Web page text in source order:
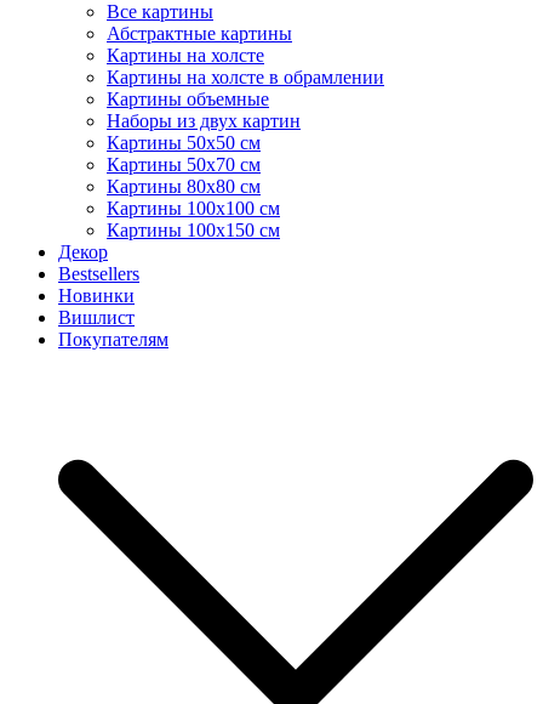
Все картины
Абстрактные картины
Картины на холсте
Картины на холсте в обрамлении
Картины объемные
Наборы из двух картин
Картины 50х50 см
Картины 50х70 см
Картины 80х80 см
Картины 100х100 см
Картины 100х150 см
Декор
Bestsellers
Новинки
Вишлист
Покупателям